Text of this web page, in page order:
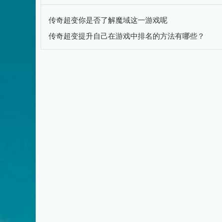
传奇超变你是否了解魔域这一游戏呢
传奇超变提升自己在游戏中排名的方法有哪些？